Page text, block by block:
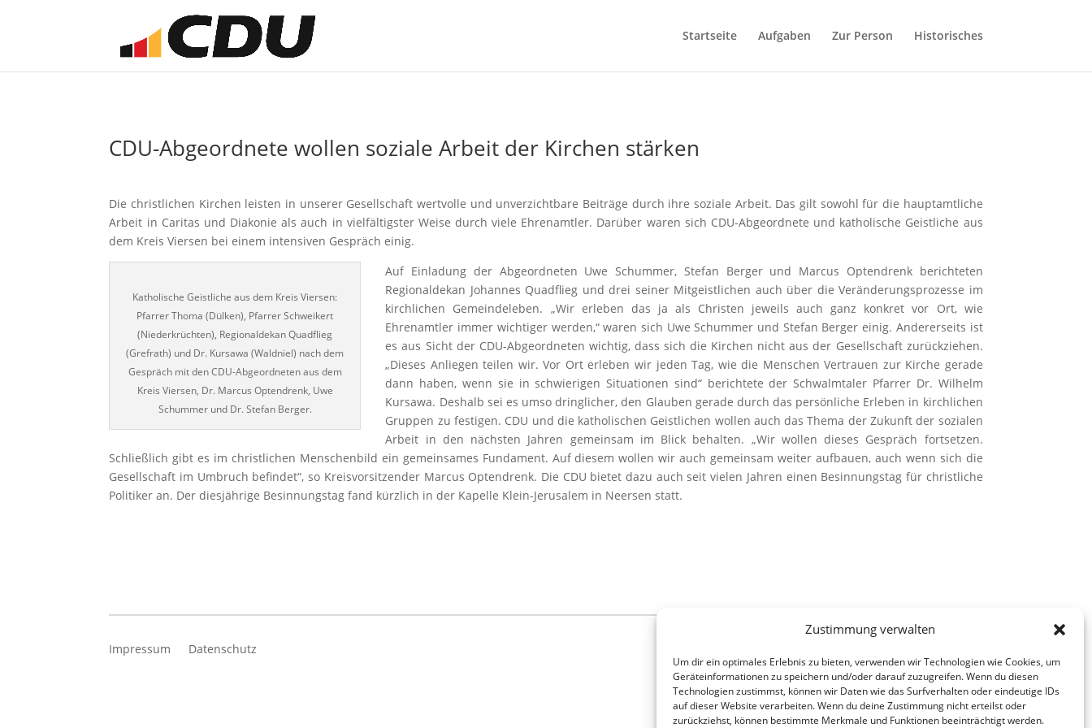
Zustimmung verwalten
Um dir ein optimales Erlebnis zu bieten, verwenden wir Technologien wie Cookies, um
Geräteinformationen zu speichern und/oder darauf zuzugreifen. Wenn du diesen
Technologien zustimmst, können wir Daten wie das Surfverhalten oder eindeutige IDs
auf dieser Website verarbeiten. Wenn du deine Zustimmung nicht erteilst oder
zurückziehst, können bestimmte Merkmale und Funktionen beeinträchtigt werden.
Startseite Aufgaben Zur Person Historisches
CDU-Abgeordnete wollen soziale Arbeit der Kirchen stärken
Die christlichen Kirchen leisten in unserer Gesellschaft wertvolle und unverzichtbare Beiträge durch ihre soziale Arbeit. Das gilt sowohl für die hauptamtliche
Arbeit in Caritas und Diakonie als auch in vielfältigster Weise durch viele Ehrenamtler. Darüber waren sich CDU-Abgeordnete und katholische Geistliche aus
dem Kreis Viersen bei einem intensiven Gespräch einig.
Katholische Geistliche aus dem Kreis Viersen:
Pfarrer Thoma (Dülken), Pfarrer Schweikert
(Niederkrüchten), Regionaldekan Quadflieg
(Grefrath) und Dr. Kursawa (Waldniel) nach dem
Gespräch mit den CDU-Abgeordneten aus dem
Kreis Viersen, Dr. Marcus Optendrenk, Uwe
Schummer und Dr. Stefan Berger.
Auf Einladung der Abgeordneten Uwe Schummer, Stefan Berger und Marcus Optendrenk berichteten
Regionaldekan Johannes Quadflieg und drei seiner Mitgeistlichen auch über die Veränderungsprozesse im
kirchlichen Gemeindeleben. „Wir erleben das ja als Christen jeweils auch ganz konkret vor Ort, wie
Ehrenamtler immer wichtiger werden,“ waren sich Uwe Schummer und Stefan Berger einig. Andererseits ist
es aus Sicht der CDU-Abgeordneten wichtig, dass sich die Kirchen nicht aus der Gesellschaft zurückziehen.
„Dieses Anliegen teilen wir. Vor Ort erleben wir jeden Tag, wie die Menschen Vertrauen zur Kirche gerade
dann haben, wenn sie in schwierigen Situationen sind“ berichtete der Schwalmtaler Pfarrer Dr. Wilhelm
Kursawa. Deshalb sei es umso dringlicher, den Glauben gerade durch das persönliche Erleben in kirchlichen
Gruppen zu festigen. CDU und die katholischen Geistlichen wollen auch das Thema der Zukunft der sozialen
Arbeit in den nächsten Jahren gemeinsam im Blick behalten. „Wir wollen dieses Gespräch fortsetzen.
Schließlich gibt es im christlichen Menschenbild ein gemeinsames Fundament. Auf diesem wollen wir auch gemeinsam weiter aufbauen, auch wenn sich die
Gesellschaft im Umbruch befindet“, so Kreisvorsitzender Marcus Optendrenk. Die CDU bietet dazu auch seit vielen Jahren einen Besinnungstag für christliche
Politiker an. Der diesjährige Besinnungstag fand kürzlich in der Kapelle Klein-Jerusalem in Neersen statt.
Impressum Datenschutz